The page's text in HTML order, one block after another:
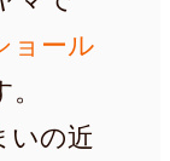
ョール
いの近